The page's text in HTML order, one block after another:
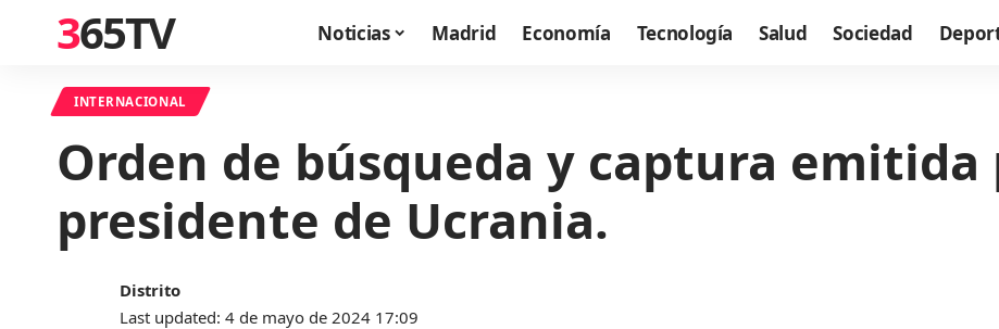
365TV Noticias Madrid Economía Tecnología Salud Sociedad
INTERNACIONAL
Orden de búsqueda y captura emitida
presidente de Ucrania.
Last updated: 4 de mayo de 2024 17:09
Distrito